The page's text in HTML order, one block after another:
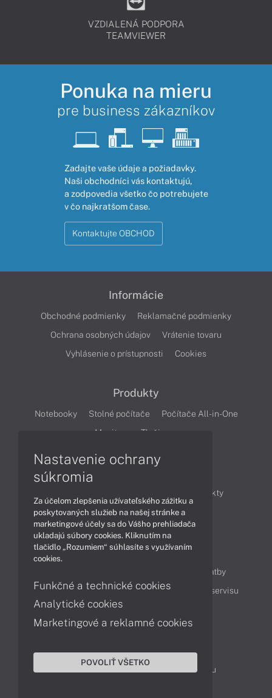
VZDIALENÁ PODPORA
TEAMVIEWER
Ponuka na mieru
pre business zákazníkov
Zadajte vaše údaje a požiadavky.
Naši obchodníci vás kontaktujú,
a zodpovedia všetko čo potrebujete
v čo najkratšom čase.
Kontaktujte OBCHOD
Informácie
Obchodné podmienky
Reklamačné podmienky
Ochrana osobných údajov
Vrátenie tovaru
Vyhlásenie o prístupnosti
Cookies
Produkty
Notebooky Stolné počítače
Počítače All-in-One
Monitory
Tlačiarne
Produkty
Technológie
Videá
Obsah
Možnosti doručenia a platby
Podpora a servis
Servisné služby Cenník servisu
Kontakty
043 4224 771
Obchodné oddelenie
Reklamácia tovaru
Nastavenie ochrany
súkromia
Za účelom zlepšenia užívateľského zážitku a
poskytovaných služieb na našej stránke a
marketingové účely sa do Vášho prehliadača
ukladajú súbory cookies. Kliknutím na
tlačidlo „Rozumiem“ súhlasíte s využívaním
cookies.
Funkčné a technické cookies
Analytické cookies
Marketingové a reklamné cookies
POVOLIŤ VŠETKO